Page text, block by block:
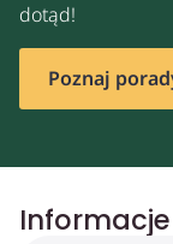
dotąd!
Poznaj
Informacje